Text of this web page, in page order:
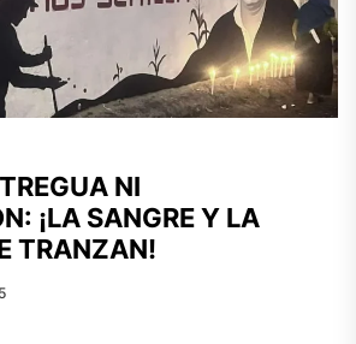
NI
¡LA SANGRE Y LA
TRANZAN!